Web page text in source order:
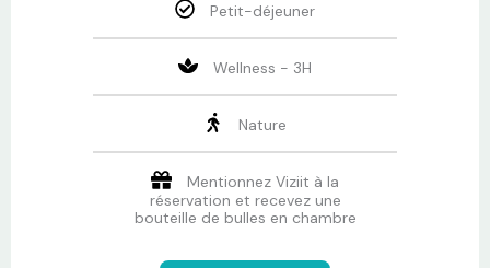
Petit-déjeuner
Wellness - 3H
Nature
Mentionnez Viziit à la
réservation et recevez une
bouteille de bulles en chambre